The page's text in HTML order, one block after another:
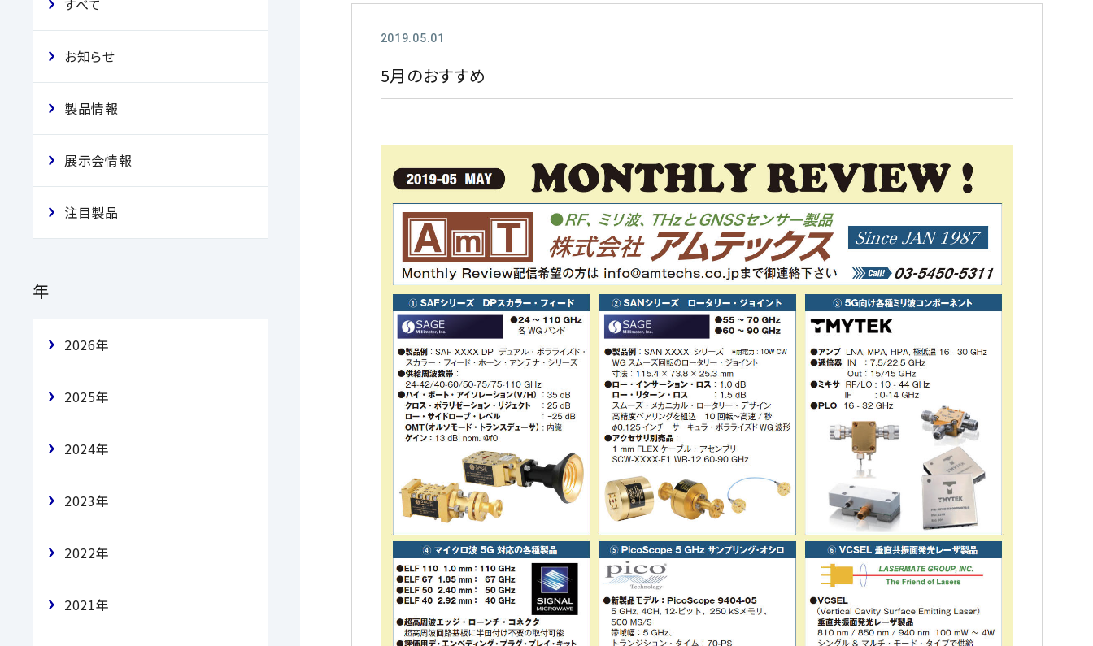
2019.05.01
5月のおすすめ
すべて
お知らせ
製品情報
展示会情報
注目製品
年
2026年
2025年
2024年
2023年
2022年
2021年